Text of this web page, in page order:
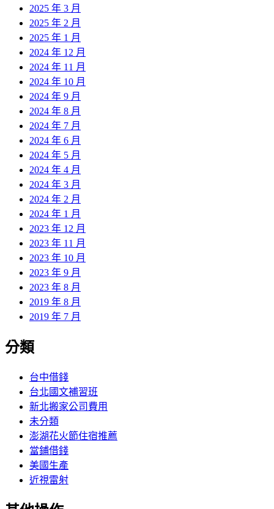
2025 年 3 月
2025 年 2 月
2025 年 1 月
2024 年 12 月
2024 年 11 月
2024 年 10 月
2024 年 9 月
2024 年 8 月
2024 年 7 月
2024 年 6 月
2024 年 5 月
2024 年 4 月
2024 年 3 月
2024 年 2 月
2024 年 1 月
2023 年 12 月
2023 年 11 月
2023 年 10 月
2023 年 9 月
2023 年 8 月
2019 年 8 月
2019 年 7 月
分類
台中借錢
台北國文補習班
新北搬家公司費用
未分類
澎湖花火節住宿推薦
當鋪借錢
美國生產
近視雷射